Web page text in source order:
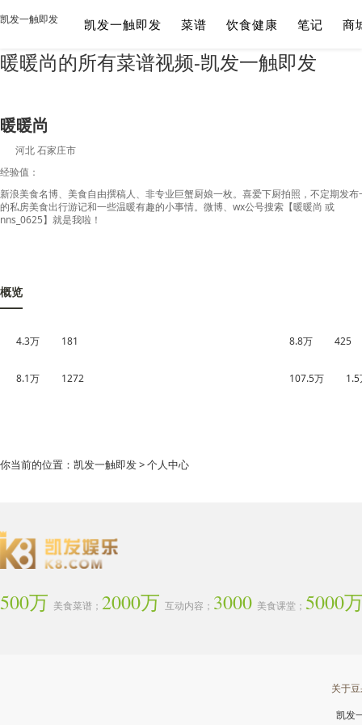
暖暖尚的所有菜谱视频-凯发一触即发
凯发一触即发 凯发一触即发 菜谱 饮食健康 笔记 商
暖暖尚
河北 石家庄市
经验值：
新浪美食名博、美食自由撰稿人、非专业巨蟹厨娘一枚。喜爱下厨拍照，不定期发布
的私房美食出行游记和一些温暖有趣的小事情。微博、wx公号搜索【暖暖尚 或
nns_0625】就是我啦！
概览
4.3万 181 8.8万 425
8.1万 1272 107.5万 1.5
你当前的位置： 凯发一触即发> 个人中心
500万 美食菜谱； 2000万 互动内容； 3000 美食课堂； 5000
关于
凯发